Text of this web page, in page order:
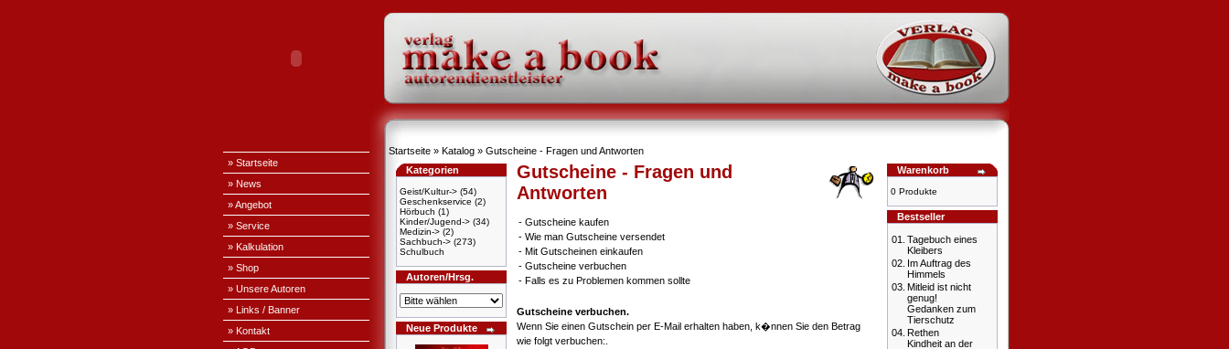
» Startseite
» News
» Angebot
» Service
» Kalkulation
» Shop
» Unsere Autoren
» Links / Banner
» Kontakt
Startseite » Katalog » Gutscheine - Fragen und Antworten
Kategorien
Geist/Kultur-> (54)
Geschenkservice (2)
Hörbuch (1)
Kinder/Jugend-> (34)
Medizin-> (2)
Sachbuch-> (273)
Schulbuch
Autoren/Hrsg.
Neue Produkte
Gutscheine - Fragen und
Antworten
- Gutscheine kaufen
- Wie man Gutscheine versendet
- Mit Gutscheinen einkaufen
- Gutscheine verbuchen
- Falls es zu Problemen kommen sollte
Gutscheine verbuchen.
Wenn Sie einen Gutschein per E-Mail erhalten haben, k�nnen Sie den Betrag
wie folgt verbuchen:.
Warenkorb
0 Produkte
Bestseller
01. Tagebuch eines
Kleibers
02. Im Auftrag des
Himmels
03. Mitleid ist nicht
genug!
Gedanken zum
Tierschutz
04. Rethen
Kindheit an der